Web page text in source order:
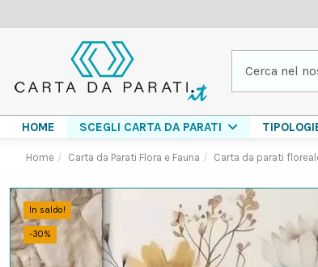
HOME SCEGLI CARTA DA PARATI
Home Carta da Parati Flora e Fauna Carta da parati
In saldo!
-30%